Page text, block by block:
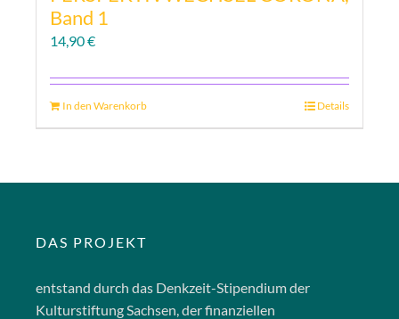
Band 1
14,90€
In den Warenkorb Details
DAS PROJEKT
entstand durch das Denkzeit-Stipendium der
Kulturstiftung Sachsen, der finanziellen